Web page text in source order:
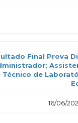
Final Prova
Técnico de
16/06/